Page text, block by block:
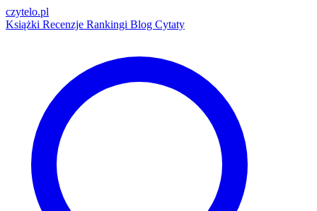
czytelo.pl
Książki Recenzje Rankingi Blog Cytaty